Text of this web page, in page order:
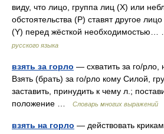
виду, что лицо, группа лиц (Х) или
обстоятельства (Р) ставят другое
(Y) перед жёсткой
русского языка
взять за горло — схватить за го/рло,
Взять (брать) за го/рло кому Силой,
заставить, принудить к чему л.;
положение …
Словарь многих выражений
взять на горло — действовать